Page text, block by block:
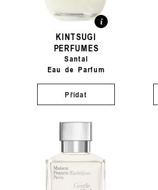
KINTSUGI
PERFUMES
Santal
Eau de Parfum
Přidat